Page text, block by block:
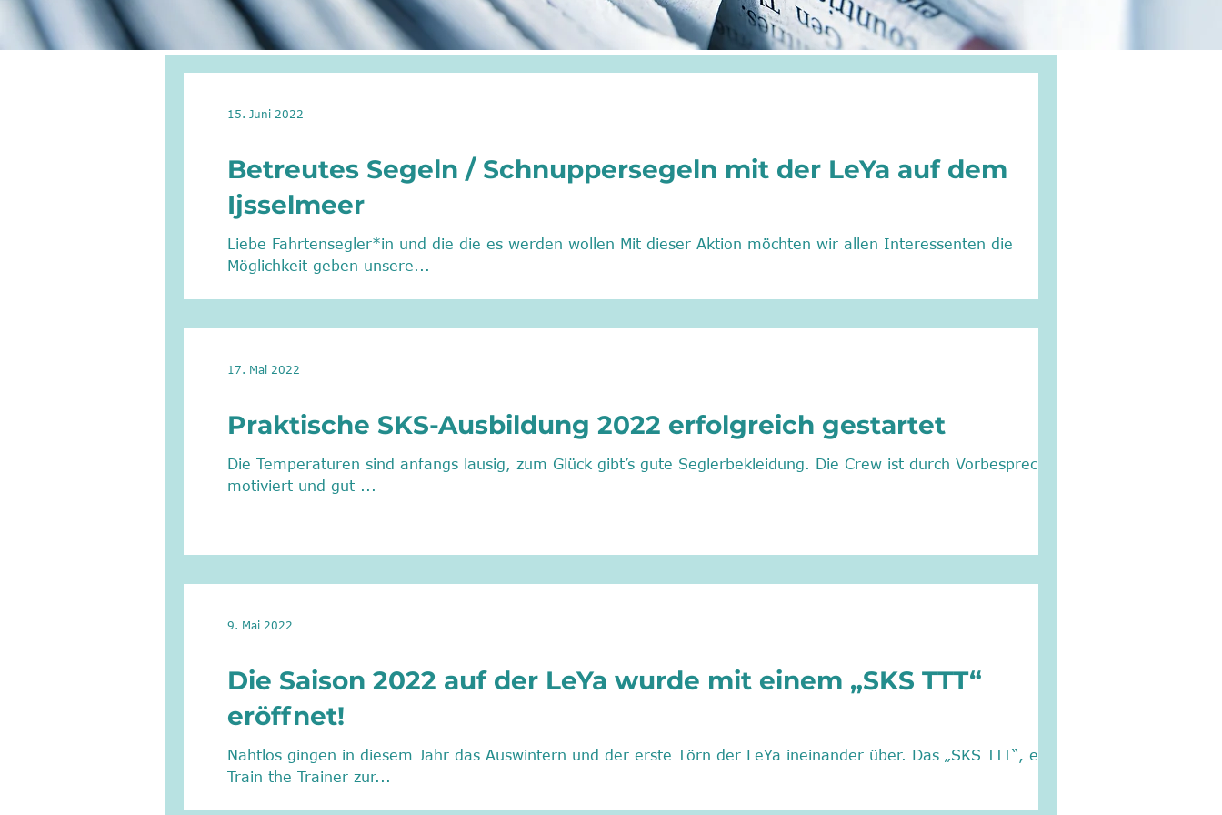
Betreutes Segeln / Schnuppersegeln mit der LeYa auf dem
Ijsselmeer
Liebe Fahrtensegler*in und die die es werden wollen Mit dieser Aktion möchten wir allen Interessenten die
Möglichkeit geben unsere...
15. Juni 2022
Praktische SKS-Ausbildung 2022 erfolgreich gestartet
Die Temperaturen sind anfangs lausig, zum Glück gibt’s gute Seglerbekleidung. Die Crew ist durch Vorbesprechung
motiviert und gut ...
17. Mai 2022
Die Saison 2022 auf der LeYa wurde mit einem „SKS TTT“
eröffnet!
Nahtlos gingen in diesem Jahr das Auswintern und der erste Törn der LeYa ineinander über. Das „SKS TTT“, ein
Train the Trainer zur...
9. Mai 2022